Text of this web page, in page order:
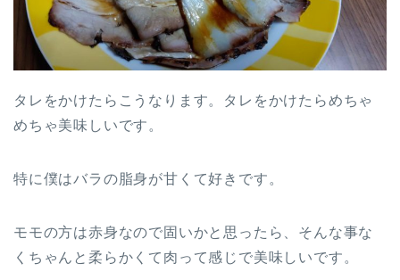
タレをかけたらこうなります。タレをかけたらめちゃ
めちゃ美味しいです。
特に僕はバラの脂身が甘くて好きです。
モモの方は赤身なので固いかと思ったら、そんな事な
くちゃんと柔らかくて肉って感じで美味しいです。